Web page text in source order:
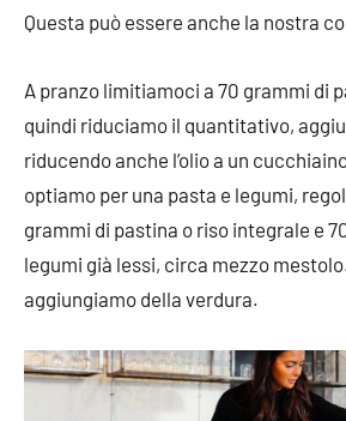
Questa può essere anche la nostra
A pranzo limitiamoci a 70 grammi di
quindi riduciamo il quantitativo,
riducendo anche l’olio a un
optiamo per una pasta e legumi,
grammi di pastina o riso integrale e
legumi già lessi, circa mezzo
aggiungiamo della verdura.